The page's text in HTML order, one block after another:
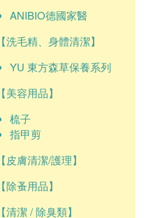
ANIBIO德國家醫
【洗毛精、身體清潔】
YU 東方森草保養系列
【美容用品】
梳子
指甲剪
【皮膚清潔/護理】
【除蚤用品】
【清潔 / 除臭類】